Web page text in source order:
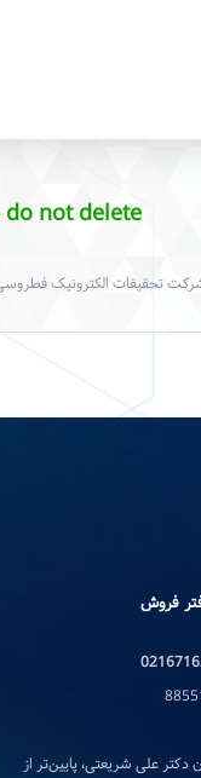
do not delete
تحقیقات الکترونیک
فروش
دکتر علی شریعتی، پایین‌تر از